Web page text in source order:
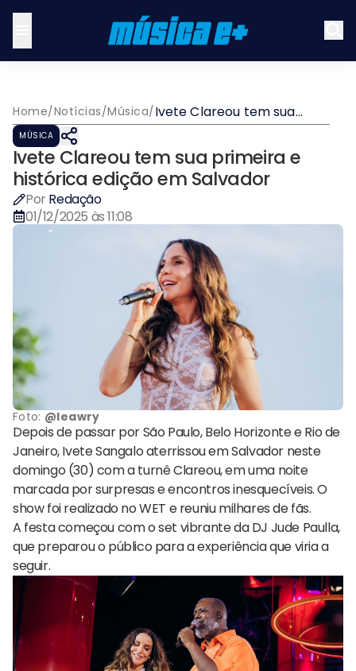
Home/Notícias/Música/Ivete Clareou tem sua
primeira e histórica edição
MÚSICA
Ivete Clareou tem sua primeira e
histórica edição em Salvador
Por Redação
01/12/2025 às 11:08
Foto: @leawry
Depois de passar por São Paulo, Belo Horizonte e Rio de
Janeiro, Ivete Sangalo aterrissou em Salvador neste
domingo (30) com a turnê Clareou, em uma noite
marcada por surpresas e encontros inesquecíveis. O
show foi realizado no WET e reuniu milhares de fãs.
A festa começou com o set vibrante da DJ Jude Paulla,
que preparou o público para a experiência que viria a
seguir.